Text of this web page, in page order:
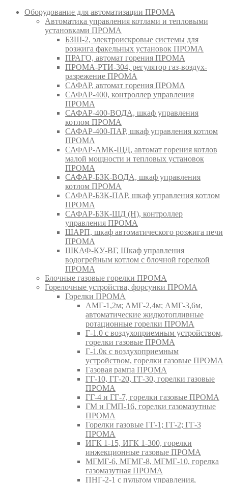
Оборудование для автоматизации ПРОМА
Автоматика управления котлами и тепловыми
установками ПРОМА
БЗШ-2, электроискровые системы для
розжига факельных установок ПРОМА
ПРАГО, автомат горения ПРОМА
ПРОМА-РТИ-304, регулятор газ-воздух-
разрежение ПРОМА
САФАР, автомат горения ПРОМА
САФАР-400, контроллер управления
ПРОМА
САФАР-400-ВОДА, шкаф управления
котлом ПРОМА
САФАР-400-ПАР, шкаф управления котлом
ПРОМА
САФАР-АМК-ЩД, автомат горения котлов
малой мощности и тепловых установок
ПРОМА
САФАР-БЗК-ВОДА, шкаф управления
котлом ПРОМА
САФАР-БЗК-ПАР, шкаф управления котлом
ПРОМА
САФАР-БЗК-ЩД (Н), контроллер
управления ПРОМА
ШАРП, шкаф автоматического розжига печи
ПРОМА
ШКАФ-КУ-ВГ, Шкаф управления
водогрейным котлом с блочной горелкой
ПРОМА
Блочные газовые горелки ПРОМА
Горелочные устройства, форсунки ПРОМА
Горелки ПРОМА
АМГ-1,2м; АМГ-2,4м; АМГ-3,6м,
автоматические жидкотопливные
ротационные горелки ПРОМА
Г-1.0 с воздухоприемным устройством,
горелки газовые ПРОМА
Г-1.0к с воздухоприемным
устройством, горелки газовые ПРОМА
Газовая рампа ПРОМА
ГГ-10, ГГ-20, ГГ-30, горелки газовые
ПРОМА
ГГ-4 и ГГ-7, горелки газовые ПРОМА
ГМ и ГМП-16, горелки газомазутные
ПРОМА
Горелки газовые ГГ-1; ГГ-2; ГГ-3
ПРОМА
ИГК 1-15, ИГК 1-300, горелки
инжекционные газовые ПРОМА
МГМГ-6, МГМГ-8, МГМГ-10, горелка
газомазутная ПРОМА
ПНГ-2-1 с пультом управления,